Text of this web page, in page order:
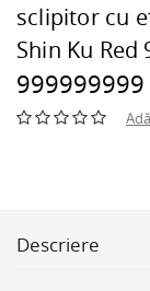
sclipitor cu
Shin Ku Red
999999999
Descriere